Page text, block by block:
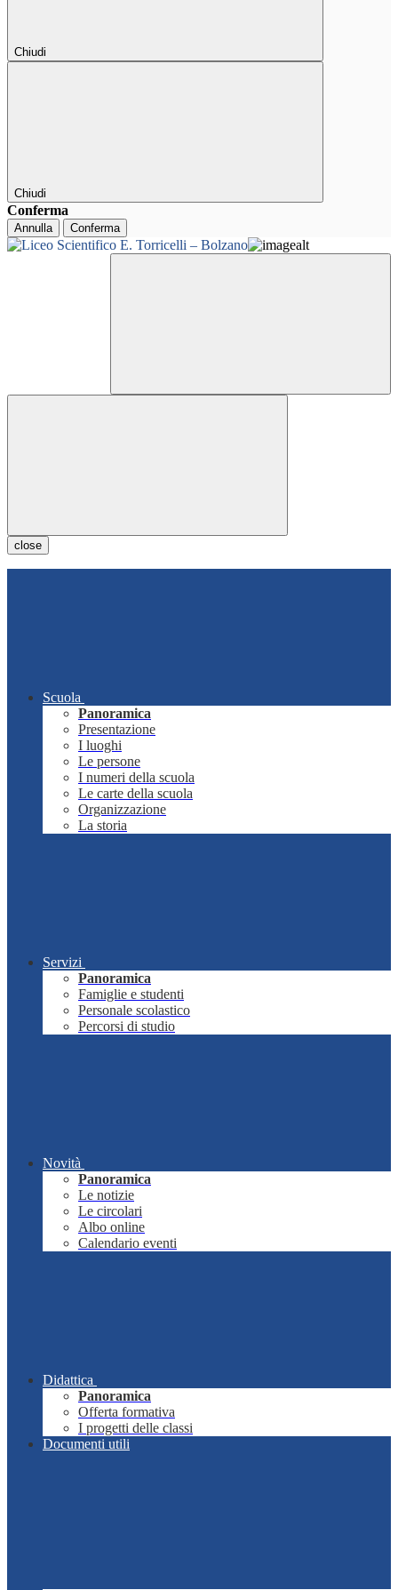
Chiudi
Chiudi
Conferma
Annulla Conferma
close
Scuola
Panoramica
Presentazione
I luoghi
Le persone
I numeri della scuola
Le carte della scuola
Organizzazione
La storia
Servizi
Panoramica
Famiglie e studenti
Personale scolastico
Percorsi di studio
Novità
Panoramica
Le notizie
Le circolari
Albo online
Calendario eventi
Didattica
Panoramica
Offerta formativa
I progetti delle classi
Documenti utili